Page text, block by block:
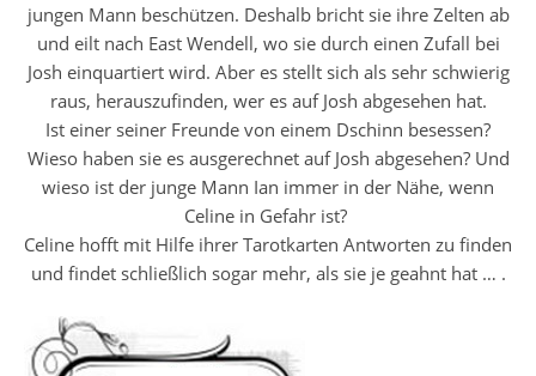
jungen Mann beschützen. Deshalb bricht sie ihre Zelten ab
und eilt nach East Wendell, wo sie durch einen Zufall bei
Josh einquartiert wird. Aber es stellt sich als sehr schwierig
raus, herauszufinden, wer es auf Josh abgesehen hat.
Ist einer seiner Freunde von einem Dschinn besessen?
Wieso haben sie es ausgerechnet auf Josh abgesehen? Und
wieso ist der junge Mann Ian immer in der Nähe, wenn
Celine in Gefahr ist?
Celine hofft mit Hilfe ihrer Tarotkarten Antworten zu finden
und findet schließlich sogar mehr, als sie je geahnt hat … .